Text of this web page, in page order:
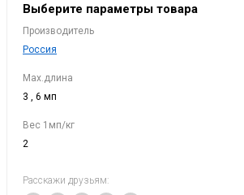
Выберите параметры товара
Производитель
Россия
Мах.длина
3 , 6 мп
Вес 1мп/кг
2
Расскажи друзьям: